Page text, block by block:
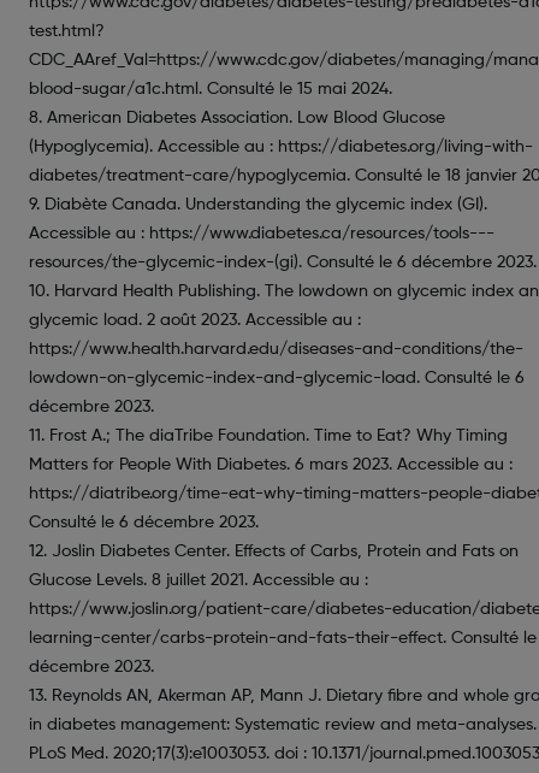
test.html?
CDC_AAref_Val=https://www.cdc.gov/diabetes/managing/
blood-sugar/a1c.html. Consulté le 15 mai 2024.
8. American Diabetes Association. Low Blood Glucose
(Hypoglycemia). Accessible au : https://diabetes.org/living-with-
diabetes/treatment-care/hypoglycemia. Consulté le 18 janvier
9. Diabète Canada. Understanding the glycemic index (GI).
Accessible au : https://www.diabetes.ca/resources/tools---
resources/the-glycemic-index-(gi). Consulté le 6 décembre 2023.
10. Harvard Health Publishing. The lowdown on glycemic index
glycemic load. 2 août 2023. Accessible au :
https://www.health.harvard.edu/diseases-and-conditions/the-
lowdown-on-glycemic-index-and-glycemic-load. Consulté le 6
décembre 2023.
11. Frost A.; The diaTribe Foundation. Time to Eat? Why Timing
Matters for People With Diabetes. 6 mars 2023. Accessible au :
https://diatribe.org/time-eat-why-timing-matters-people-
Consulté le 6 décembre 2023.
12. Joslin Diabetes Center. Effects of Carbs, Protein and Fats on
Glucose Levels. 8 juillet 2021. Accessible au :
https://www.joslin.org/patient-care/diabetes-education/
learning-center/carbs-protein-and-fats-their-effect. Consulté le
décembre 2023.
13. Reynolds AN, Akerman AP, Mann J. Dietary fibre and whole
in diabetes management: Systematic review and meta-analyses.
PLoS Med. 2020;17(3):e1003053. doi : 10.1371/